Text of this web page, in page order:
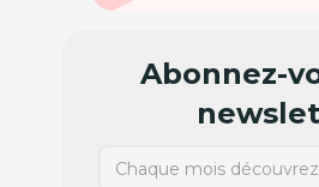
Abonnez-